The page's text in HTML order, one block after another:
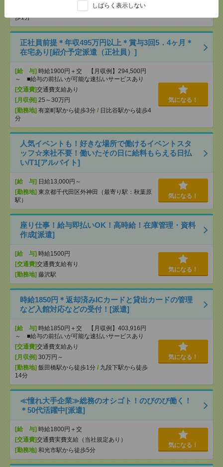
しばらく表示しない
新日本橋駅から徒歩3分/ 三越前駅から徒
歩1分
正社員前提＊年収495万円以上＊賞与3回5．4ヶ月＊
在宅あり[紹介予定派遣（正社員）]
[給 与] 時給1900円＋交 【月収例】294,500円
～ ■給与の前払いが可能な速払いサービスあり
[交通費]交通費支給あり
[月収例] 25～30万円
[勤務地] 有楽町駅から徒歩3分 / 日比谷駅から徒歩4
分
気になる！
人気イベントも！好きな場所で働けるイベントスタ
ッフ☆来社不要！働いたその日に給料もらえる日払
い/T1[アルバイト]
[給 与] 日給13,000円～
[勤務地] 東京都千代田区外神田（最寄り駅：秋葉原
駅）
気になる！
座り仕事！給与即払いOK！高時給！在庫管理・資料
作成[派遣]
[給 与] 時給1500円
[交通費]交通費支給有り
[勤務地] 藤沢駅
気になる！
時給1850円＊返却済みICカードと貸出カードの管理
など入館対応などの受付！[派遣]
[給 与] 時給1850円＋交 【月収例】403,916円
～ ■給与の前払いが可能な速払いサービスあり
[交通費]交通費支給あり
[月収例] 30万円～
[勤務地] 飯田橋駅から徒歩1分 / 九段下駅から徒歩
14分
気になる！
≪憧れ大手企業≫総務のオシゴト！のびのび働く！
＊50代活躍中[派遣]
[給 与] 時給1800円＋交
[交通費]交通費実費支給（当社規定あり）
[勤務地] 和光市駅から徒歩5分
気になる！